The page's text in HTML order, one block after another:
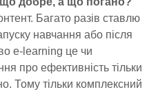
Багато разів ставлю
навчання або після
e-learning це чи
про ефективність тільки
Тому тільки комплексний